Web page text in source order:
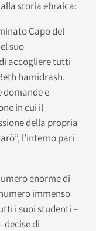
storia ebraica:
Capo del
suo
accogliere tutti
hamidrash.
domande e
in cui il
della propria
l’interno pari
enorme di
immenso
i suoi studenti –
decise di